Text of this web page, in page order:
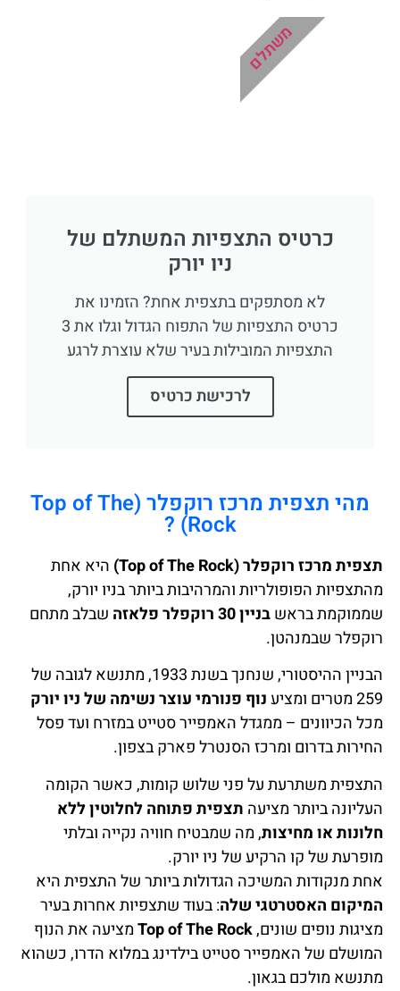
כרטיס התצפיות המשתלם של
ניו יורק
לא מסתפקים בתצפית אחת? הזמינו את
כרטיס התצפיות של התפוח הגדול וגלו את 3
התצפיות המובילות בעיר שלא עוצרת לרגע
לרכישת כרטיס
משתלם
מהי תצפית מרכז רוקפלר (Top of The
Rock) ?
תצפית מרכז רוקפלר (Top of The Rock)
היא אחת
מהתצפיות הפופולריות והמרהיבות ביותר בניו יורק,
שממוקמת בראשבניין 30 רוקפלר פלאזה
שבלב מתחם
רוקפלר שבמנהטן.
הבניין ההיסטורי, שנחנך בשנת 1933, מתנשא לגובה של
259 מטרים ומציע
נוף פנורמי עוצר נשימה של ניו יורק
מכל הכיוונים – ממגדל האמפייר סטייט במזרח ועד פסל
החירות בדרום ומרכז הסנטרל פארק בצפון.
התצפית משתרעת על פני שלוש קומות, כאשר הקומה
העליונה ביותר מציעה תצפית פתוחה לחלוטין ללא
חלונות או מחיצות, מה שמבטיח חוויה נקייה ובלתי
מופרעת של קו הרקיע של ניו יורק.
אחת מנקודות המשיכה הגדולות ביותר של התצפית היא
המיקום האסטרטגי שלה: בעוד שתצפיות אחרות בעיר
מציגות נופים שונים,Top of The Rockמציעה את הנוף
המושלם של האמפייר סטייט בילדינג במלוא הדרו, כשהוא
מתנשא מולכם בגאון.